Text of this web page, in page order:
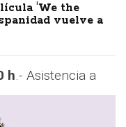
'We the
vuelve a
h.- Asistencia a